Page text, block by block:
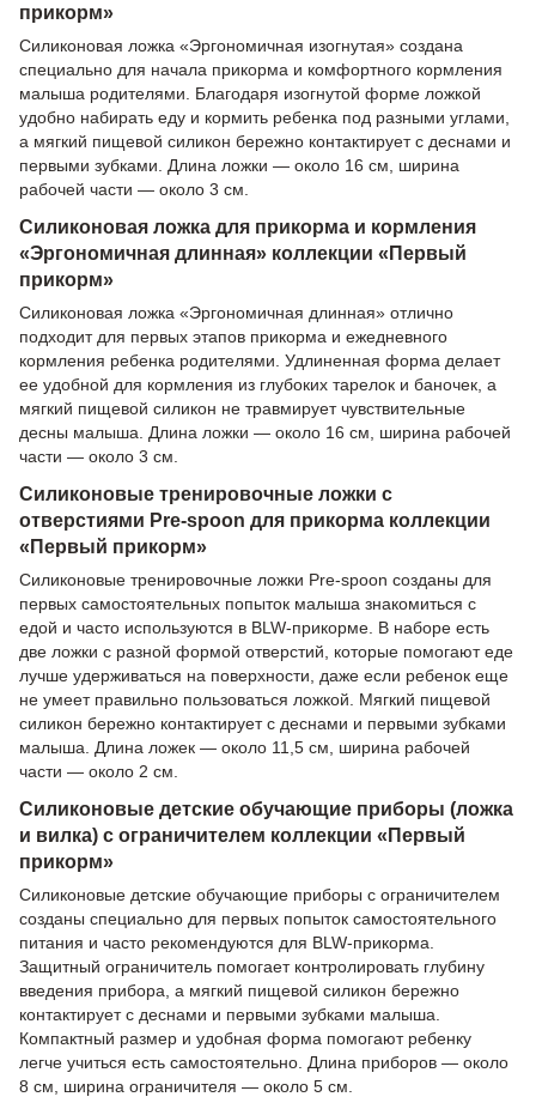
прикорм»
Силиконовая ложка «Эргономичная изогнутая» создана
специально для начала прикорма и комфортного кормления
малыша родителями. Благодаря изогнутой форме ложкой
удобно набирать еду и кормить ребенка под разными углами,
а мягкий пищевой силикон бережно контактирует с деснами и
первыми зубками. Длина ложки — около 16 см, ширина
рабочей части — около 3 см.
Силиконовая ложка для прикорма и кормления
«Эргономичная длинная» коллекции «Первый
прикорм»
Силиконовая ложка «Эргономичная длинная» отлично
подходит для первых этапов прикорма и ежедневного
кормления ребенка родителями. Удлиненная форма делает
ее удобной для кормления из глубоких тарелок и баночек, а
мягкий пищевой силикон не травмирует чувствительные
десны малыша. Длина ложки — около 16 см, ширина рабочей
части — около 3 см.
Силиконовые тренировочные ложки с
отверстиями Pre-spoon для прикорма коллекции
«Первый прикорм»
Силиконовые тренировочные ложки Pre-spoon созданы для
первых самостоятельных попыток малыша знакомиться с
едой и часто используются в BLW-прикорме. В наборе есть
две ложки с разной формой отверстий, которые помогают еде
лучше удерживаться на поверхности, даже если ребенок еще
не умеет правильно пользоваться ложкой. Мягкий пищевой
силикон бережно контактирует с деснами и первыми зубками
малыша. Длина ложек — около 11,5 см, ширина рабочей
части — около 2 см.
Силиконовые детские обучающие приборы (ложка
и вилка) с ограничителем коллекции «Первый
прикорм»
Силиконовые детские обучающие приборы с ограничителем
созданы специально для первых попыток самостоятельного
питания и часто рекомендуются для BLW-прикорма.
Защитный ограничитель помогает контролировать глубину
введения прибора, а мягкий пищевой силикон бережно
контактирует с деснами и первыми зубками малыша.
Компактный размер и удобная форма помогают ребенку
легче учиться есть самостоятельно. Длина приборов — около
8 см, ширина ограничителя — около 5 см.